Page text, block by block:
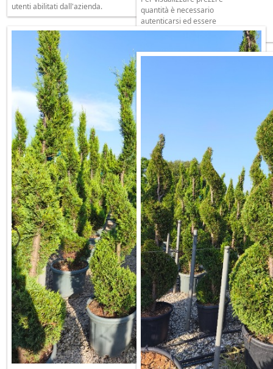
utenti abilitati dall'azienda.
quantità è necessario
autenticarsi ed essere
utenti abilitati dall'azienda.